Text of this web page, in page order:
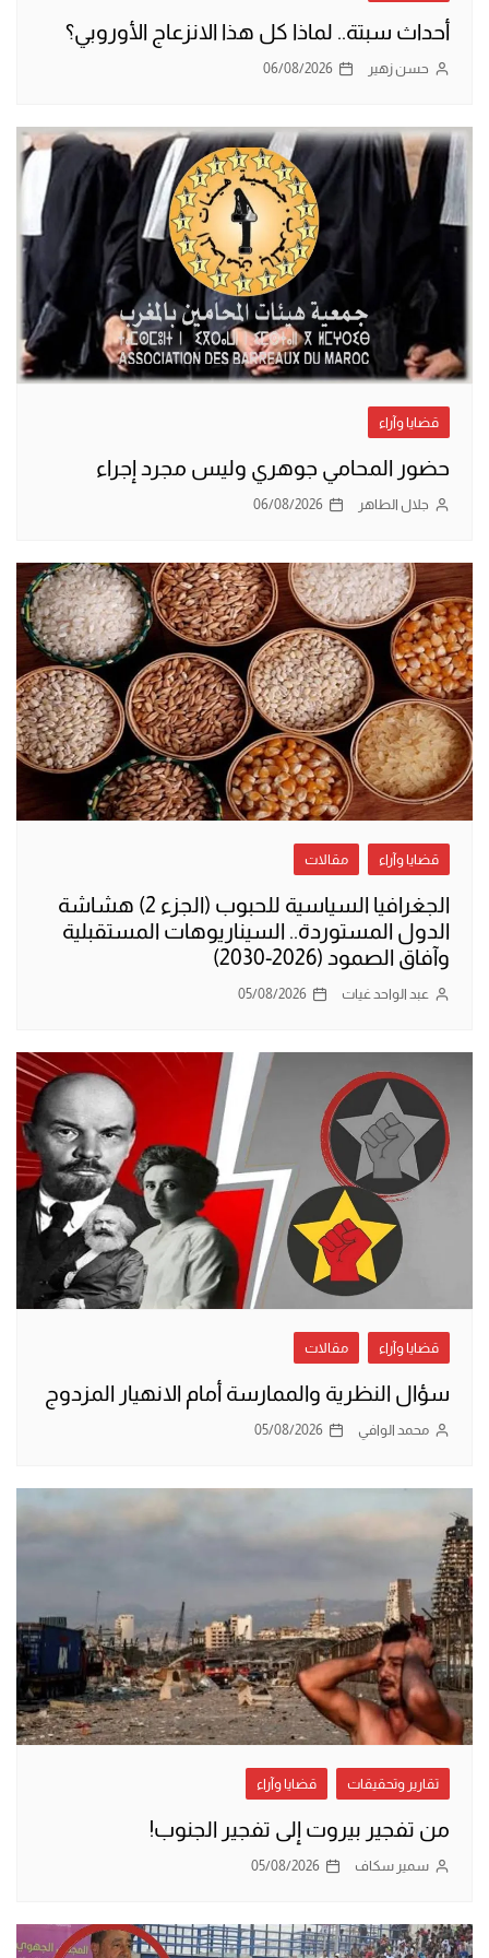
أحداث سبتة.. لماذا كل هذا الانزعاج الأوروبي؟
حسن زهير 06/08/2026
قضايا وآراء
حضور المحامي جوهري وليس مجرد إجراء
جلال الطاهر 06/08/2026
قضايا وآراء مقالات
الجغرافيا السياسية للحبوب (الجزء 2) هشاشة
الدول المستوردة.. السيناريوهات المستقبلية
وآفاق الصمود (2026-2030)
عبد الواحد غيات 05/08/2026
قضايا وآراء مقالات
سؤال النظرية والممارسة أمام الانهيار المزدوج
محمد الوافي 05/08/2026
تقارير وتحقيقات قضايا وآراء
من تفجير بيروت إلى تفجير الجنوب!
سمير سكاف 05/08/2026